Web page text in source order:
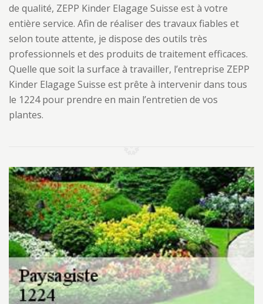
de qualité, ZEPP Kinder Elagage Suisse est à votre
entière service. Afin de réaliser des travaux fiables et
selon toute attente, je dispose des outils très
professionnels et des produits de traitement efficaces.
Quelle que soit la surface à travailler, l’entreprise ZEPP
Kinder Elagage Suisse est prête à intervenir dans tous
le 1224 pour prendre en main l’entretien de vos
plantes.